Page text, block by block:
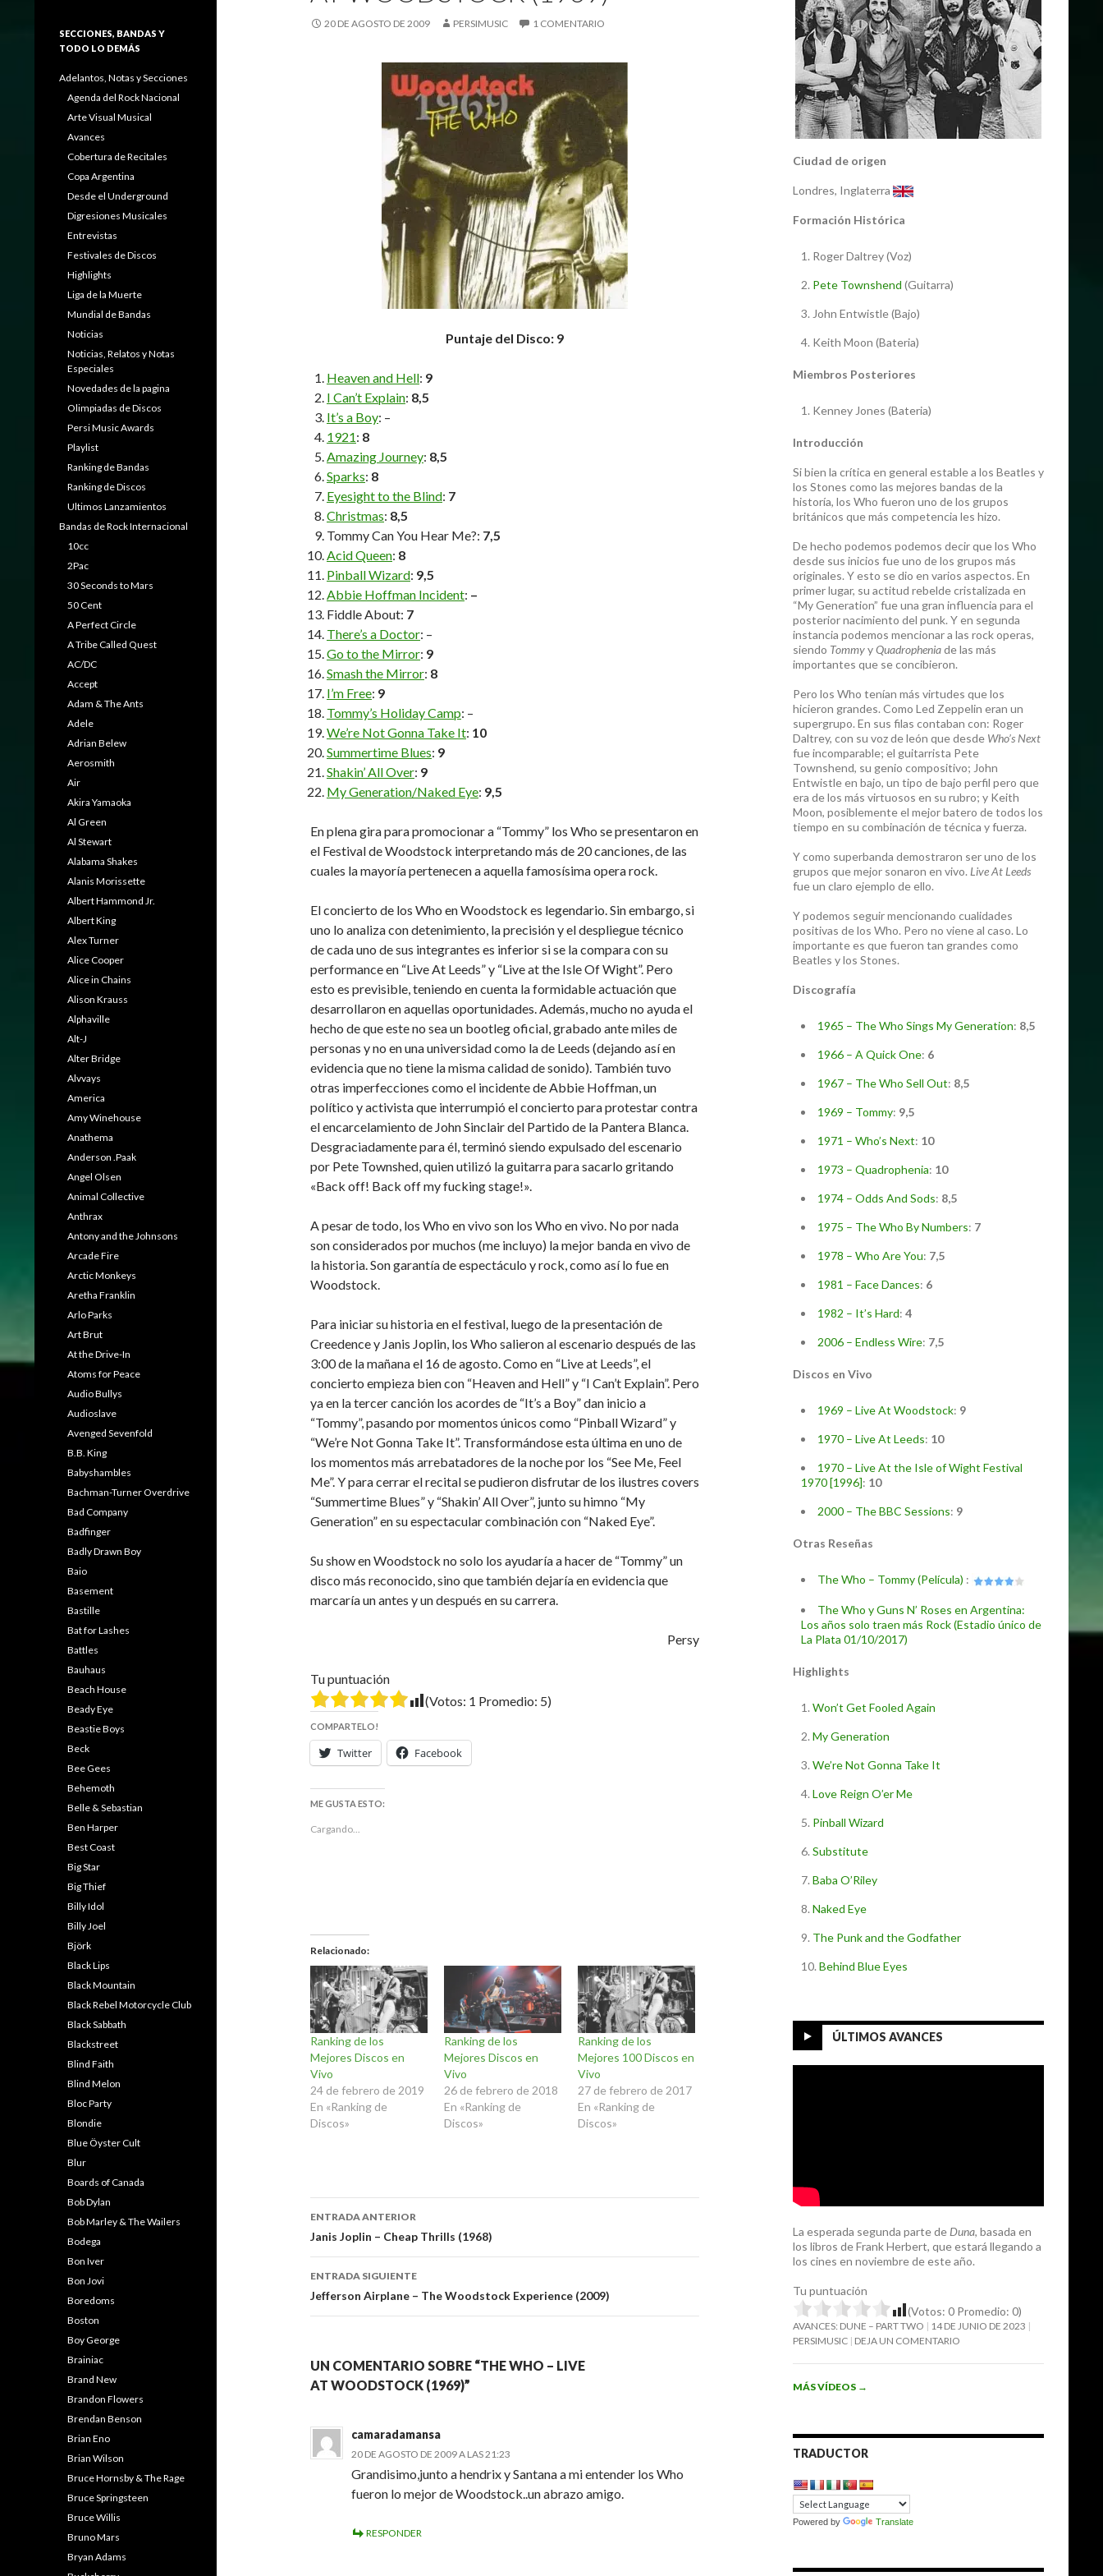
20 DE AGOSTO DE 2009 PERSIMUSIC 1 COMENTARIO
Puntaje del Disco: 9
Heaven and Hell: 9
I Can’t Explain: 8,5
It’s a Boy: –
1921: 8
Amazing Journey: 8,5
Sparks: 8
Eyesight to the Blind: 7
Christmas: 8,5
Tommy Can You Hear Me?: 7,5
Acid Queen: 8
Pinball Wizard: 9,5
Abbie Hoffman Incident: –
Fiddle About: 7
There’s a Doctor: –
Go to the Mirror: 9
Smash the Mirror: 8
I’m Free: 9
Tommy’s Holiday Camp: –
We’re Not Gonna Take It: 10
Summertime Blues: 9
Shakin’ All Over: 9
My Generation/Naked Eye: 9,5
En plena gira para promocionar a “Tommy” los Who se presentaron en
el Festival de Woodstock interpretando más de 20 canciones, de las
cuales la mayoría pertenecen a aquella famosísima opera rock.
El concierto de los Who en Woodstock es legendario. Sin embargo, si
uno lo analiza con detenimiento, la precisión y el despliegue técnico
de cada uno de sus integrantes es inferior si se la compara con su
performance en “Live At Leeds” y “Live at the Isle Of Wight”. Pero
esto es previsible, teniendo en cuenta la formidable actuación que
desarrollaron en aquellas oportunidades. Además, mucho no ayuda el
hecho de que este no sea un bootleg oficial, grabado ante miles de
personas y no en una universidad como la de Leeds (dejando así en
evidencia que no tiene la misma calidad de sonido). También tuvo
otras imperfecciones como el incidente de Abbie Hoffman, un
político y activista que interrumpió el concierto para protestar contra
el encarcelamiento de John Sinclair del Partido de la Pantera Blanca.
Desgraciadamente para él, terminó siendo expulsado del escenario
por Pete Townshed, quien utilizó la guitarra para sacarlo gritando
«Back off! Back off my fucking stage!».
A pesar de todo, los Who en vivo son los Who en vivo. No por nada
son considerados por muchos (me incluyo) la mejor banda en vivo de
la historia. Son garantía de espectáculo y rock, como así lo fue en
Woodstock.
Para iniciar su historia en el festival, luego de la presentación de
Creedence y Janis Joplin, los Who salieron al escenario después de las
3:00 de la mañana el 16 de agosto. Como en “Live at Leeds”, el
concierto empieza bien con “Heaven and Hell” y “I Can’t Explain”. Pero
ya en la tercer canción los acordes de “It’s a Boy” dan inicio a
“Tommy”, pasando por momentos únicos como “Pinball Wizard” y
“We’re Not Gonna Take It”. Transformándose esta última en uno de
los momentos más arrebatadores de la noche por los “See Me, Feel
Me”. Y para cerrar el recital se pudieron disfrutar de los ilustres covers
“Summertime Blues” y “Shakin’ All Over”, junto su himno “My
Generation” en su espectacular combinación con “Naked Eye”.
Su show en Woodstock no solo los ayudaría a hacer de “Tommy” un
disco más reconocido, sino que también dejaría en evidencia que
marcaría un antes y un después en su carrera.
Persy
Tu puntuación
(Votos: 1 Promedio: 5)
COMPARTELO!
Twitter Facebook
ME GUSTA ESTO:
Cargando...
Relacionado
Ranking de los
Mejores Discos en
Vivo
24 de febrero de 2019
En «Ranking de
Discos»
Ranking de los
Mejores Discos en
Vivo
26 de febrero de 2018
En «Ranking de
Discos»
Ranking de los
Mejores 100 Discos en
Vivo
27 de febrero de 2017
En «Ranking de
Discos»
Navegación
de
entradas
ENTRADA ANTERIOR
Janis Joplin – Cheap Thrills (1968)
ENTRADA SIGUIENTE
Jefferson Airplane – The Woodstock Experience (2009)
UN COMENTARIO SOBRE “THE WHO – LIVE
AT WOODSTOCK (1969)”
camaradamansa
20 DE AGOSTO DE 2009 A LAS 21:23
Grandisimo,junto a hendrix y Santana a mi entender los Who
fueron lo mejor de Woodstock..un abrazo amigo.
RESPONDER
Ciudad de origen
Londres, Inglaterra
Formación Histórica
Roger Daltrey (Voz)
Pete Townshend (Guitarra)
John Entwistle (Bajo)
Keith Moon (Bateria)
Miembros Posteriores
Kenney Jones (Bateria)
Introducción
Si bien la crítica en general estable a los Beatles y
los Stones como las mejores bandas de la
historía, los Who fueron uno de los grupos
británicos que más competencia les hizo.
De hecho podemos podemos decir que los Who
desde sus inicios fue uno de los grupos más
originales. Y esto se dio en varios aspectos. En
primer lugar, su actitud rebelde cristalizada en
“My Generation” fue una gran influencia para el
posterior nacimiento del punk. Y en segunda
instancia podemos mencionar a las rock operas,
siendo TommyyQuadropheniade las más
importantes que se concibieron.
Pero los Who tenían más virtudes que los
hicieron grandes. Como Led Zeppelin eran un
supergrupo. En sus filas contaban con: Roger
Daltrey, con su voz de león que desde Who’s Next
fue incomparable; el guitarrista Pete
Townshend, su genio compositivo; John
Entwistle en bajo, un tipo de bajo perfil pero que
era de los más virtuosos en su rubro; y Keith
Moon, posiblemente el mejor batero de todos los
tiempo en su combinación de técnica y fuerza.
Y como superbanda demostraron ser uno de los
grupos que mejor sonaron en vivo. Live At Leeds
fue un claro ejemplo de ello.
Y podemos seguir mencionando cualidades
positivas de los Who. Pero no viene al caso. Lo
importante es que fueron tan grandes como
Beatles y los Stones.
Discografía
1965 – The Who Sings My Generation: 8,5
1966 – A Quick One: 6
1967 – The Who Sell Out: 8,5
1969 – Tommy: 9,5
1971 – Who’s Next: 10
1973 – Quadrophenia: 10
1974 – Odds And Sods: 8,5
1975 – The Who By Numbers: 7
1978 – Who Are You: 7,5
1981 – Face Dances: 6
1982 – It’s Hard: 4
2006 – Endless Wire: 7,5
Discos en Vivo
1969 – Live At Woodstock: 9
1970 – Live At Leeds: 10
1970 – Live At the Isle of Wight Festival
1970 [1996]: 10
2000 – The BBC Sessions: 9
Otras Reseñas
The Who – Tommy (Película) :
The Who y Guns N’ Roses en Argentina:
Los años solo traen más Rock (Estadio único de
La Plata 01/10/2017)
Highlights
Won’t Get Fooled Again
My Generation
We’re Not Gonna Take It
Love Reign O’er Me
Pinball Wizard
Substitute
Baba O’Riley
Naked Eye
The Punk and the Godfather
Behind Blue Eyes
ÚLTIMOS AVANCES
La esperada segunda parte de Duna, basada en
los libros de Frank Herbert, que estará llegando a
los cines en noviembre de este año.
Tu puntuación
(Votos: 0 Promedio: 0)
AVANCES: DUNE – PART TWO
14 DE JUNIO DE 2023
PERSIMUSIC DEJA UN COMENTARIO
MÁS VÍDEOS →
TRADUCTOR
Powered by Translate
SECCIONES, BANDAS Y
TODO LO DEMÁS
Adelantos, Notas y Secciones
Agenda del Rock Nacional
Arte Visual Musical
Avances
Cobertura de Recitales
Copa Argentina
Desde el Underground
Digresiones Musicales
Entrevistas
Festivales de Discos
Highlights
Liga de la Muerte
Mundial de Bandas
Noticias
Noticias, Relatos y Notas
Especiales
Novedades de la pagina
Olimpiadas de Discos
Persi Music Awards
Playlist
Ranking de Bandas
Ranking de Discos
Ultimos Lanzamientos
Bandas de Rock Internacional
10cc
2Pac
30 Seconds to Mars
50 Cent
A Perfect Circle
A Tribe Called Quest
AC/DC
Accept
Adam & The Ants
Adele
Adrian Belew
Aerosmith
Air
Akira Yamaoka
Al Green
Al Stewart
Alabama Shakes
Alanis Morissette
Albert Hammond Jr.
Albert King
Alex Turner
Alice Cooper
Alice in Chains
Alison Krauss
Alphaville
Alt-J
Alter Bridge
Alvvays
America
Amy Winehouse
Anathema
Anderson .Paak
Angel Olsen
Animal Collective
Anthrax
Antony and the Johnsons
Arcade Fire
Arctic Monkeys
Aretha Franklin
Arlo Parks
Art Brut
At the Drive-In
Atoms for Peace
Audio Bullys
Audioslave
Avenged Sevenfold
B.B. King
Babyshambles
Bachman-Turner Overdrive
Bad Company
Badfinger
Badly Drawn Boy
Baio
Basement
Bastille
Bat for Lashes
Battles
Bauhaus
Beach House
Beady Eye
Beastie Boys
Beck
Bee Gees
Behemoth
Belle & Sebastian
Ben Harper
Best Coast
Big Star
Big Thief
Billy Idol
Billy Joel
Björk
Black Lips
Black Mountain
Black Rebel Motorcycle Club
Black Sabbath
Blackstreet
Blind Faith
Blind Melon
Bloc Party
Blondie
Blue Öyster Cult
Blur
Boards of Canada
Bob Dylan
Bob Marley & The Wailers
Bodega
Bon Iver
Bon Jovi
Boredoms
Boston
Boy George
Brainiac
Brand New
Brandon Flowers
Brendan Benson
Brian Eno
Brian Wilson
Bruce Hornsby & The Rage
Bruce Springsteen
Bruce Willis
Bruno Mars
Bryan Adams